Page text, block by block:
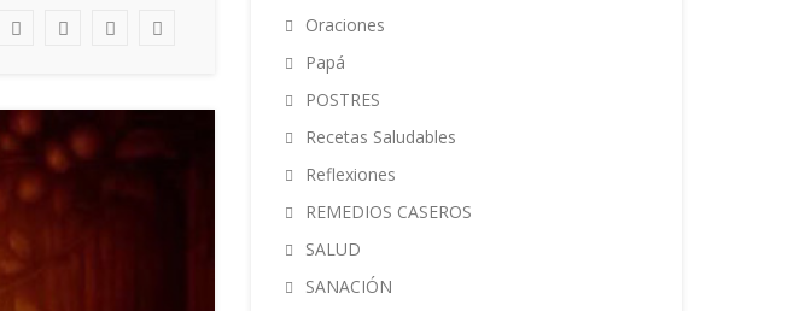
Oraciones
Papá
POSTRES
Recetas Saludables
Reflexiones
REMEDIOS CASEROS
SALUD
SANACIÓN